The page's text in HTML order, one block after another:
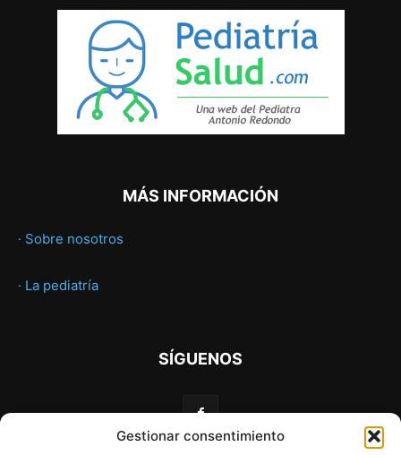
Gestionar consentimiento
MÁS INFORMACIÓN
· Sobre nosotros
· La pediatría
SÍGUENOS